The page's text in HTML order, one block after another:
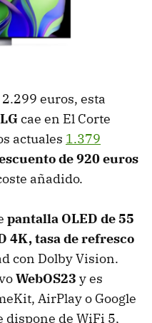
euros, esta
LGcae en El Corte
actuales 1.379
de 920 euros
añadido.
pantalla OLED de 55
4K, tasa de refresco
con Dolby Vision.
WebOS23 y es
AirPlay o Google
dispone de WiFi 5,